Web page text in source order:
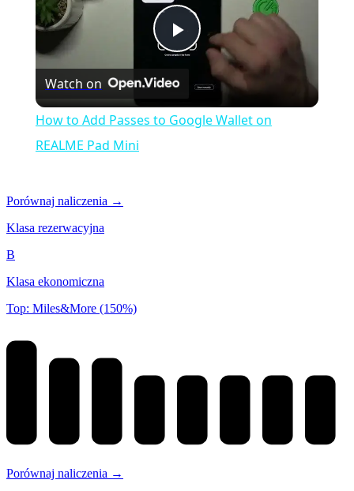
Play
Video
Watch on
How to Add Passes to Google Wallet on
REALME Pad Mini
Porównaj naliczenia →
Klasa rezerwacyjna
B
Klasa ekonomiczna
Top: Miles&More (150%)
Porównaj naliczenia →